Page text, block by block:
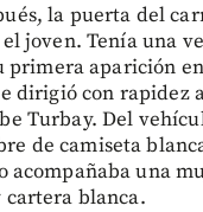
la puerta del
joven. Tenía una
primera aparición
dirigió con rapidez
Turbay. Del
de camiseta
acompañaba una
cartera blanca.